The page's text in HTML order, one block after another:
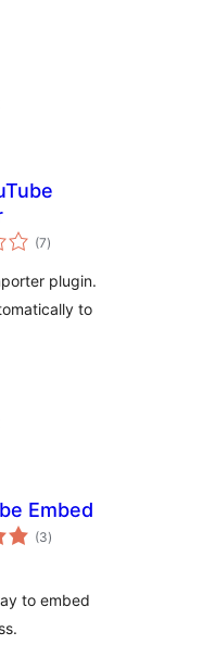
(7tổng
đánh
)
plugin.
to
Embed
(3tổng
đánh
)
to embed